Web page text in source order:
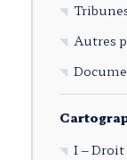
Autres
I – Droit